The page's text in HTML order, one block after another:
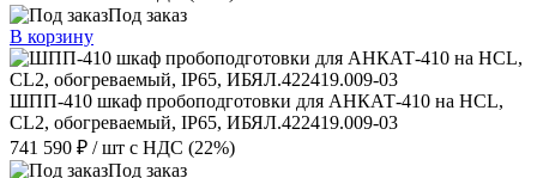
Под заказ
В корзину
ШПП-410 шкаф пробоподготовки для АНКАТ-410 на HCL,
CL2, обогреваемый, IP65, ИБЯЛ.422419.009-03
741 590 ₽ / шт с НДС (22%)
Под заказ